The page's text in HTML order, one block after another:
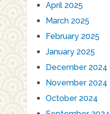
April 2025
March 2025
February 2025
January 2025
December 2024
November 2024
October 2024